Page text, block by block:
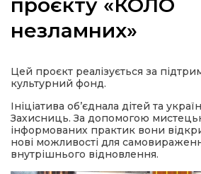
політика
проєкту «КОЛО
незламних»
Цей проєкт реалізується за
культурний фонд.
Ініціатива об’єднала дітей та
Захисниць. За допомогою
інформованих практик вони
нові можливості для
внутрішнього відновлення.